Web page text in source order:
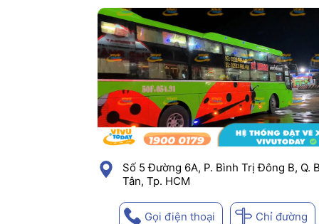
Số 5 Đường 6A, P. Bình Trị Đông B, Q.
Tân, Tp. HCM
Gọi điện thoại Chỉ đường